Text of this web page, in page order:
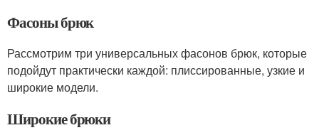
Фасоны брюк
Рассмотрим три универсальных фасонов брюк, которые
подойдут практически каждой: плиссированные, узкие и
широкие модели.
Широкие брюки